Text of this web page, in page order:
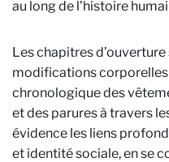
au long de l’histoire
Les chapitres
modifications
chronologique des
et des parures à travers
évidence les liens
et identité sociale, en se